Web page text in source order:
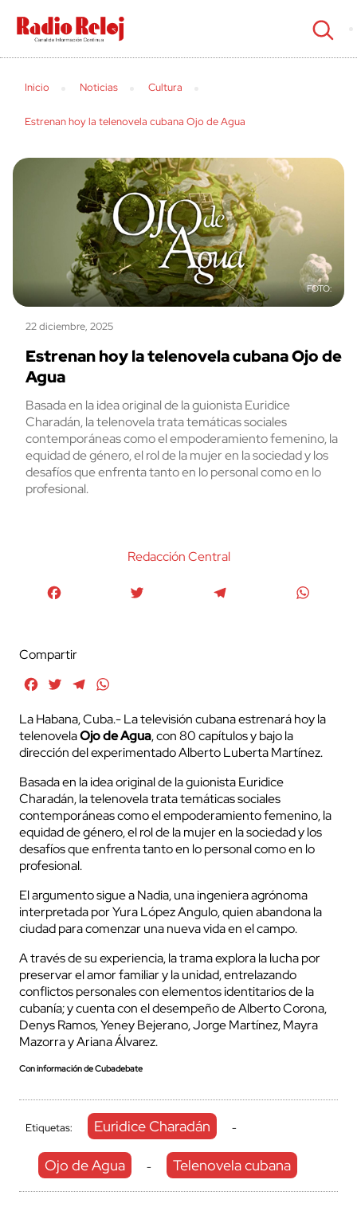
cerrar
Inicio Noticias Cultura
Estrenan hoy la telenovela cubana Ojo de Agua
22 diciembre, 2025
Estrenan hoy la telenovela cubana Ojo de
Agua
Basada en la idea original de la guionista Euridice
Charadán, la telenovela trata temáticas sociales
contemporáneas como el empoderamiento femenino, la
equidad de género, el rol de la mujer en la sociedad y los
desafíos que enfrenta tanto en lo personal como en lo
profesional.
Redacción Central
Compartir
FacebookTwitterTelegram
La Habana, Cuba.- La televisión cubana estrenará hoy la
telenovelaOjo de Agua, con 80 capítulos y bajo la
dirección del experimentado Alberto Luberta Martínez.
Basada en la idea original de la guionista Euridice
Charadán, la telenovela trata temáticas sociales
contemporáneas como el empoderamiento femenino, la
equidad de género, el rol de la mujer en la sociedad y los
desafíos que enfrenta tanto en lo personal como en lo
profesional.
El argumento sigue a Nadia, una ingeniera agrónoma
interpretada por Yura López Angulo, quien abandona la
ciudad para comenzar una nueva vida en el campo.
A través de su experiencia, la trama explora la lucha por
preservar el amor familiar y la unidad, entrelazando
conflictos personales con elementos identitarios de la
cubanía; y cuenta con el desempeño de Alberto Corona,
Denys Ramos, Yeney Bejerano, Jorge Martínez, Mayra
Mazorra y Ariana Álvarez.
Con información de Cubadebate
Etiquetas: Euridice Charadán -
Ojo de Agua - Telenovela cubana